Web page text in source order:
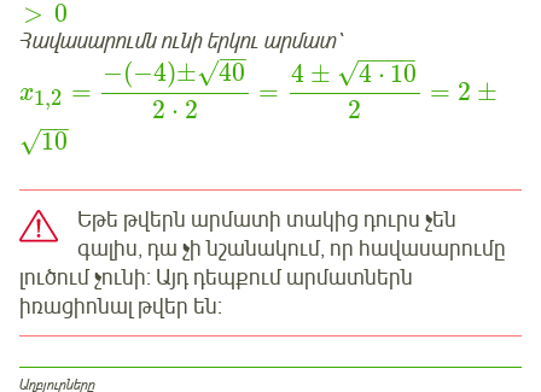
> 0
Հավասարումն ունի երկու արմատ՝
x1,2 =
−(−4)± 40
−−
√
2 ⋅ 2
=
4 ± 4 ⋅ 10
− −
−−
√
2
= 2 ±
10
−−
√
Եթե թվերն արմատի տակից դուրս չեն
գալիս, դա չի նշանակում, որ հավասարումը
լուծում չունի: Այդ դեպքում արմատներն
իռացիոնալ թվեր են:
Աղբյուրները